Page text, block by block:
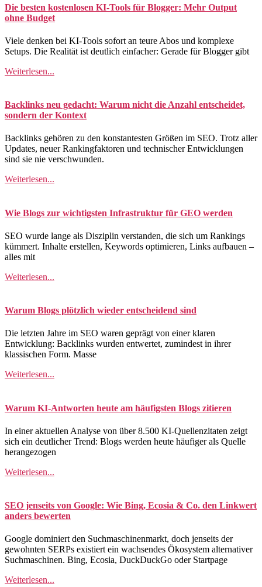
Die besten kostenlosen KI-Tools für Blogger: Mehr Output
ohne Budget
Viele denken bei KI-Tools sofort an teure Abos und komplexe
Setups. Die Realität ist deutlich einfacher: Gerade für Blogger gibt
Weiterlesen...
Backlinks neu gedacht: Warum nicht die Anzahl entscheidet,
sondern der Kontext
Backlinks gehören zu den konstantesten Größen im SEO. Trotz aller
Updates, neuer Rankingfaktoren und technischer Entwicklungen
sind sie nie verschwunden.
Weiterlesen...
Wie Blogs zur wichtigsten Infrastruktur für GEO werden
SEO wurde lange als Disziplin verstanden, die sich um Rankings
kümmert. Inhalte erstellen, Keywords optimieren, Links aufbauen –
alles mit
Weiterlesen...
Warum Blogs plötzlich wieder entscheidend sind
Die letzten Jahre im SEO waren geprägt von einer klaren
Entwicklung: Backlinks wurden entwertet, zumindest in ihrer
klassischen Form. Masse
Weiterlesen...
Warum KI-Antworten heute am häufigsten Blogs zitieren
In einer aktuellen Analyse von über 8.500 KI-Quellenzitaten zeigt
sich ein deutlicher Trend: Blogs werden heute häufiger als Quelle
herangezogen
Weiterlesen...
SEO jenseits von Google: Wie Bing, Ecosia & Co. den Linkwert
anders bewerten
Google dominiert den Suchmaschinenmarkt, doch jenseits der
gewohnten SERPs existiert ein wachsendes Ökosystem alternativer
Suchmaschinen. Bing, Ecosia, DuckDuckGo oder Startpage
Weiterlesen...